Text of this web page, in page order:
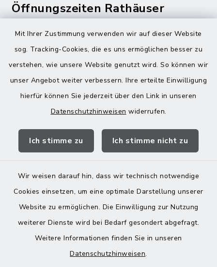
Mit Ihrer Zustimmung verwenden wir auf dieser Website
sog. Tracking-Cookies, die es uns ermöglichen besser zu
verstehen, wie unsere Website genutzt wird. So können wir
unser Angebot weiter verbessern. Ihre erteilte Einwilligung
hierfür können Sie jederzeit über den Link in unseren
Datenschutzhinweisen widerrufen.
Ich stimme zu Ich stimme nicht zu
Wir weisen darauf hin, dass wir technisch notwendige
Cookies einsetzen, um eine optimale Darstellung unserer
Website zu ermöglichen. Die Einwilligung zur Nutzung
weiterer Dienste wird bei Bedarf gesondert abgefragt.
Weitere Informationen finden Sie in unseren
Datenschutzhinweisen.
Öffnungszeiten Rathäuser
Montag bis Freitag:
08:00-12:00 Uhr
Donnerstag zusätzlich:
13:00-18:00 Uhr
Landratsamt Mühldorf
Barrierefreiheit